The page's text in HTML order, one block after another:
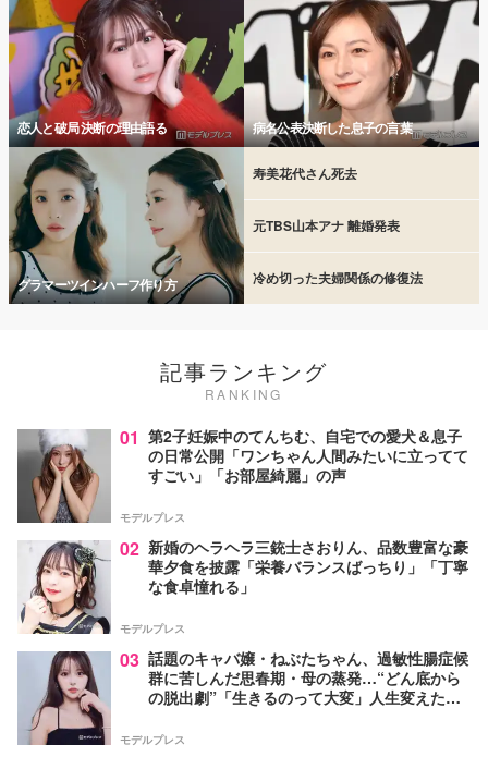
恋人と破局 決断の理由語る 病名公表決断した息子の言葉
グラマーツインハーフ作り方
寿美花代さん死去
元TBS山本アナ 離婚発表
冷め切った夫婦関係の修復法
記事ランキング
RANKING
01 第2子妊娠中のてんちむ、自宅での愛犬＆息子
の日常公開「ワンちゃん人間みたいに立ってて
すごい」「お部屋綺麗」の声
モデルプレス
02 新婚のヘラヘラ三銃士さおりん、品数豊富な豪
華夕食を披露「栄養バランスばっちり」「丁寧
な食卓憧れる」
モデルプレス
03 話題のキャバ嬢・ねぶたちゃん、過敏性腸症候
群に苦しんだ思春期・母の蒸発…“どん底から
の脱出劇”「生きるのって大変」人生変えた言
モデルプレス